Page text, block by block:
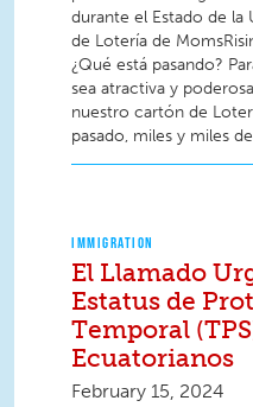
durante el Estado de
de Lotería de
¿Qué está pasando?
sea atractiva y
nuestro cartón de
pasado, miles y miles
IMMIGRATION
El Llamado
Estatus de
Temporal
Ecuatorianos
February 15, 2024